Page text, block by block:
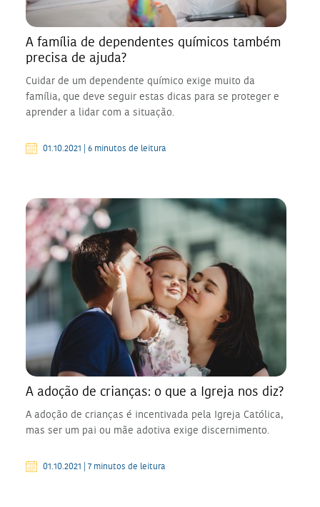
A família de dependentes químicos também
precisa de ajuda?
Cuidar de um dependente químico exige muito da
família, que deve seguir estas dicas para se proteger e
aprender a lidar com a situação.
01.10.2021 | 6 minutos de leitura
A adoção de crianças: o que a Igreja nos diz?
A adoção de crianças é incentivada pela Igreja Católica,
mas ser um pai ou mãe adotiva exige discernimento.
01.10.2021 | 7 minutos de leitura